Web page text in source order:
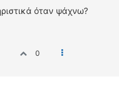
όταν ψάχνω?
0